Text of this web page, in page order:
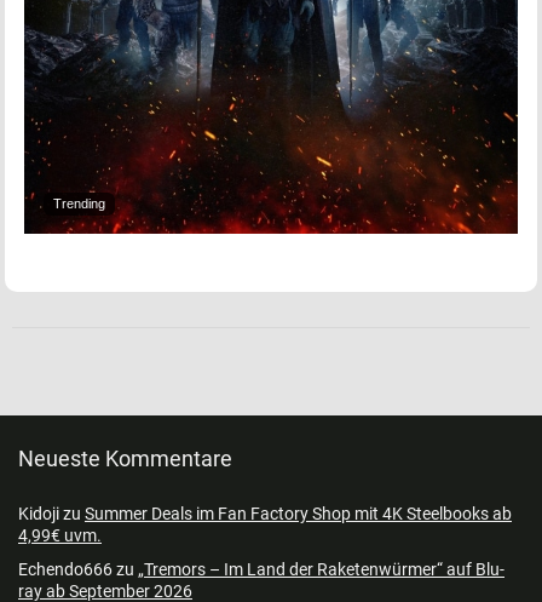
Trending
Neueste Kommentare
Kidojizu Summer Deals im Fan Factory Shop mit 4K Steelbooks ab
4,99€ uvm.
Echendo666zu „Tremors – Im Land der Raketenwürmer“ auf Blu-
ray ab September 2026